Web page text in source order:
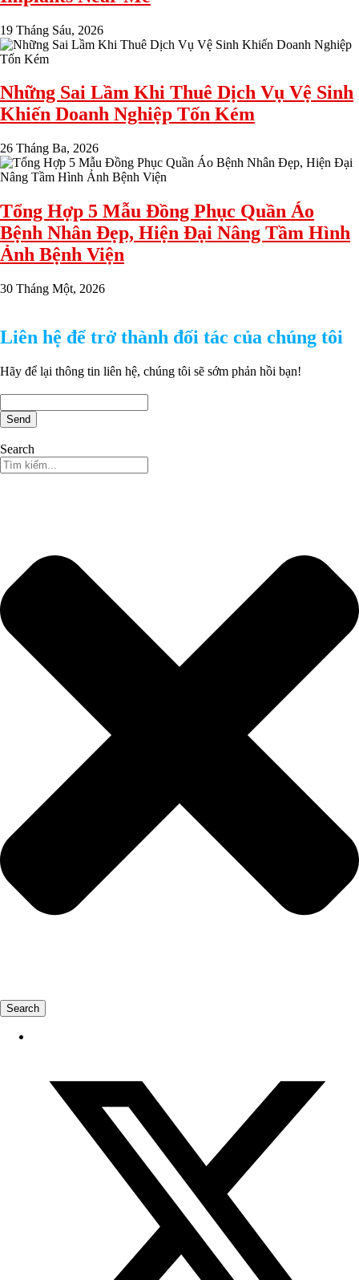
19 Tháng Sáu, 2026
Những Sai Lầm Khi Thuê Dịch Vụ Vệ Sinh
Khiến Doanh Nghiệp Tốn Kém
26 Tháng Ba, 2026
Tổng Hợp 5 Mẫu Đồng Phục Quần Áo
Bệnh Nhân Đẹp, Hiện Đại Nâng Tầm Hình
Ảnh Bệnh Viện
30 Tháng Một, 2026
Liên hệ để trở thành đối tác của chúng tôi
Hãy để lại thông tin liên hệ, chúng tôi sẽ sớm phản hồi bạn!
Send
Search
Search